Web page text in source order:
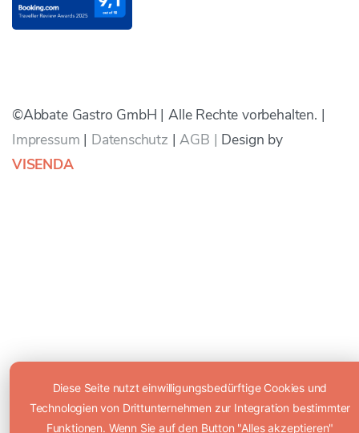
©Abbate Gastro GmbH | Alle Rechte vorbehalten. |
Impressum | Datenschutz |AGB | Design by
VISENDA
Diese Seite nutzt einwilligungsbedürftige Cookies und
Technologien von Drittunternehmen zur Integration bestimmter
Funktionen. Wenn Sie auf den Button "Alles akzeptieren"